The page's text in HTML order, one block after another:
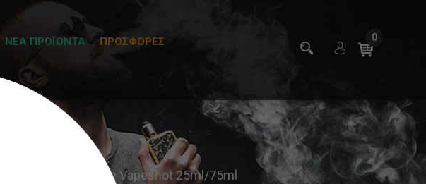
ΝΕΑ ΠΡΟΪΟΝΤΑ
ΠΡΟΣΦΟΡΕΣ
0
Terror Train Peach Ice Vapeshot 25ml/75ml